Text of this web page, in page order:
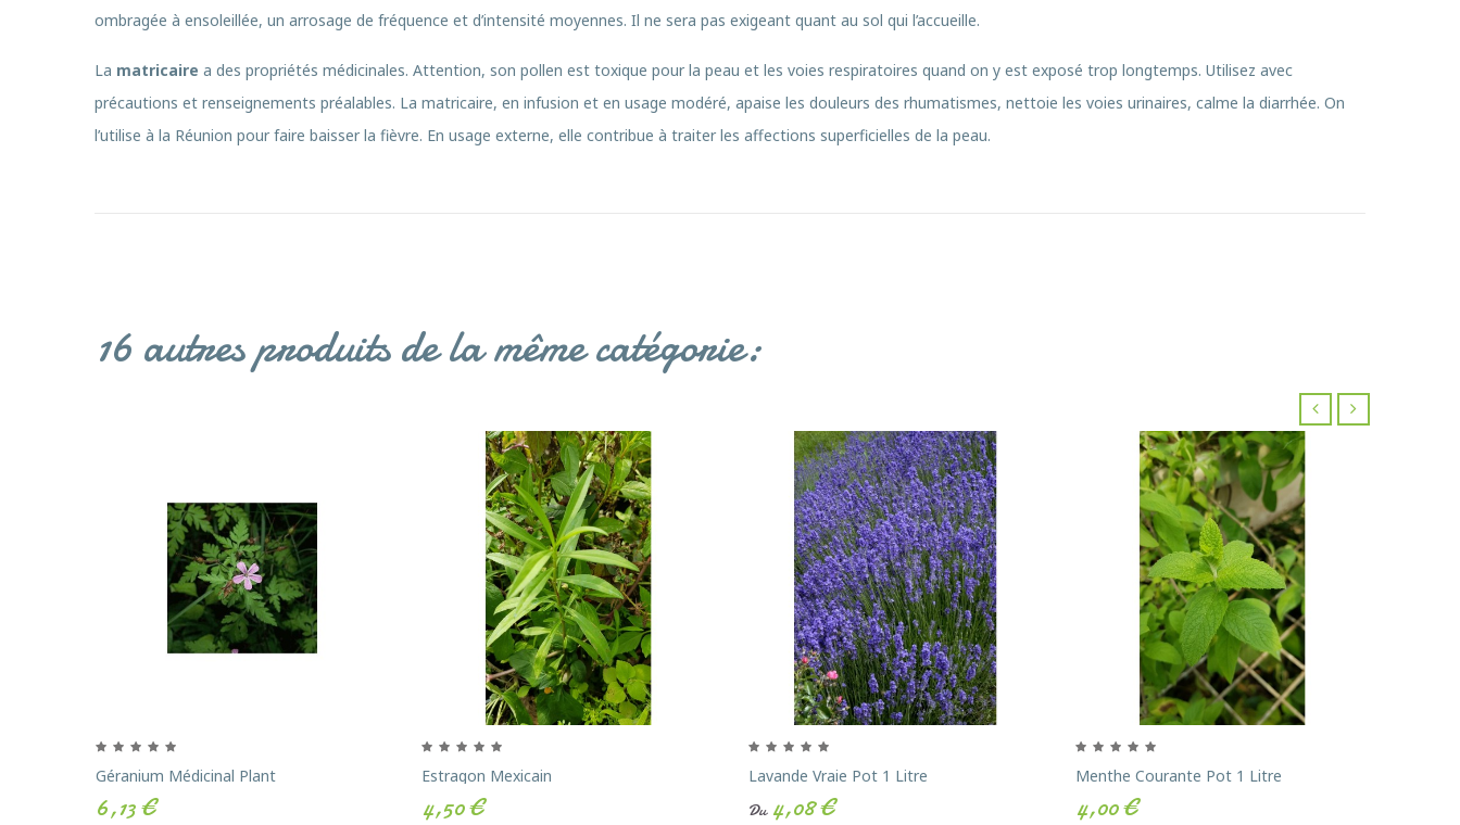
ombragée à ensoleillée, un arrosage de fréquence et d’intensité moyennes. Il ne sera pas exigeant quant au sol qui l’accueille.
La matricaire a des propriétés médicinales. Attention, son pollen est toxique pour la peau et les voies respiratoires quand on y est exposé trop longtemps. Utilisez avec
précautions et renseignements préalables. La matricaire, en infusion et en usage modéré, apaise les douleurs des rhumatismes, nettoie les voies urinaires, calme la diarrhée. On
l’utilise à la Réunion pour faire baisser la fièvre. En usage externe, elle contribue à traiter les affections superficielles de la peau.
16 autres produits de la même catégorie:
Géranium Médicinal Plant
6,13 €
Estragon Mexicain
4,50 €
Lavande Vraie Pot 1 Litre
Du 4,08 €
Menthe Courante Pot 1 Litre
4,00 €